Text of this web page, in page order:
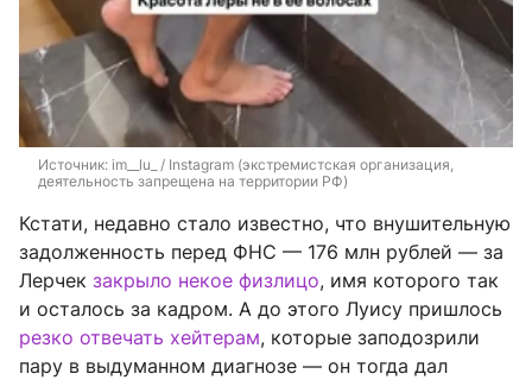
Источник: im__lu_ / Instagram (экстремистская организация,
деятельность запрещена на территории РФ)
Кстати, недавно стало известно, что внушительную
задолженность перед ФНС — 176 млн рублей — за
Лерчек закрыло некое физлицо, имя которого так
и осталось за кадром. А до этого Луису пришлось
резко отвечать хейтерам, которые заподозрили
пару в выдуманном диагнозе — он тогда дал